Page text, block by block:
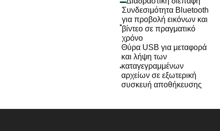
Συνδεσιμότητα Bluetooth
για προβολή εικόνων και
βίντεο σε πραγματικό
χρόνο
Θύρα USB για μεταφορά
και λήψη των
καταγεγραμμένων
αρχείων σε εξωτερική
συσκευή αποθήκευσης